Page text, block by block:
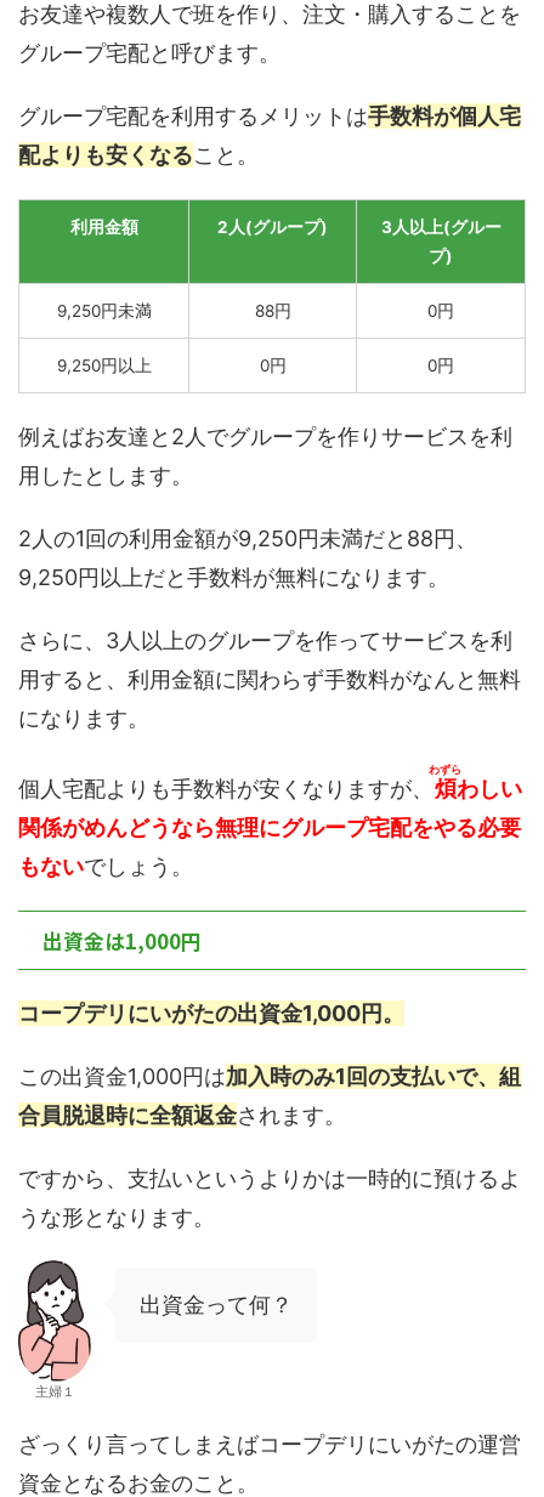
お友達や複数人で班を作り、注文・購入することを
グループ宅配と呼びます。
グループ宅配を利用するメリットは手数料が個人宅
配よりも安くなること。
利用金額 2人(グループ)
3人以上(グルー
プ)
9,250円未満 88円 0円
9,250円以上 0円 0円
例えばお友達と2人でグループを作りサービスを利
用したとします。
2人の1回の利用金額が9,250円未満だと88円、
9,250円以上だと手数料が無料になります。
さらに、3人以上のグループを作ってサービスを利
用すると、利用金額に関わらず手数料がなんと無料
になります。
個人宅配よりも手数料が安くなりますが、 煩
わずら
わしい
関係がめんどうなら無理にグループ宅配をやる必要
もないでしょう。
出資金は1,000円
コープデリにいがたの出資金1,000円。
この出資金1,000円は加入時のみ1回の支払いで、組
合員脱退時に全額返金されます。
ですから、支払いというよりかは一時的に預けるよ
うな形となります。
主婦１
出資金って何？
ざっくり言ってしまえばコープデリにいがたの運営
資金となるお金のこと。